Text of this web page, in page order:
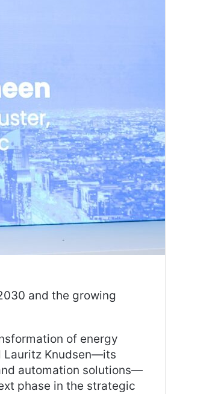
and the growing
of energy
Lauritz Knudsen—its
automation solutions—
phase in the strategic